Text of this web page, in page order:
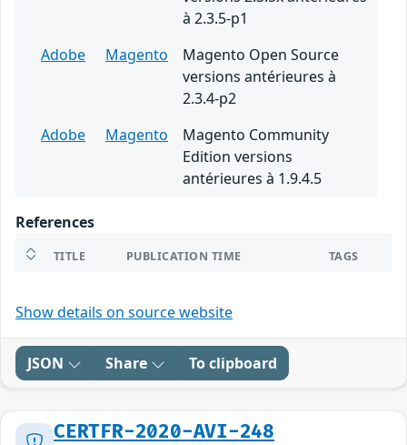
à 2.3.5-p1
Adobe
Magento
Magento Open Source
versions antérieures à
2.3.4-p2
Adobe
Magento
Magento Community
Edition versions
antérieures à 1.9.4.5
References
TITLE PUBLICATION TIME TAGS
Show details on source website
JSON Share To clipboard
CERTFR-2020-AVI-248